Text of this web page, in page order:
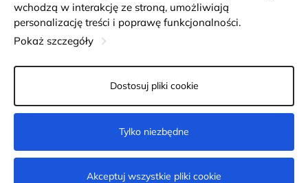
Kup teraz
Sklepy
Dostawa i płatność
Karty lojalnościowe
Dla klientów hurtowych
Warunki i zasady
Returns
Ustawienia plików cookie
wchodzą w interakcję ze stroną, umożliwiają
personalizację treści i poprawę funkcjonalności.
Pokaż szczegóły
Dostosuj pliki cookie
Tylko niezbędne
Akceptuj wszystkie pliki cookie